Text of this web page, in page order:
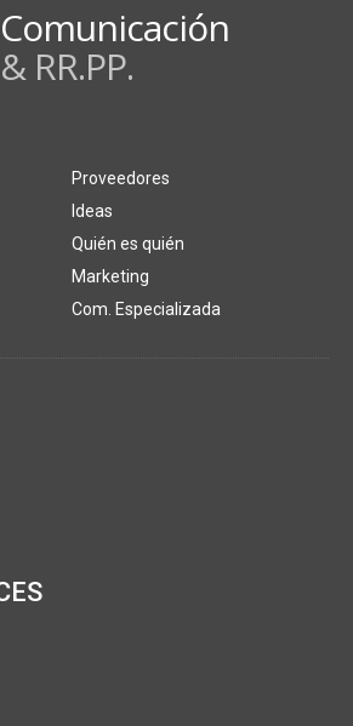
Comunicación
& RR.PP.
Proveedores
Ideas
Quién es quién
Marketing
Com. Especializada